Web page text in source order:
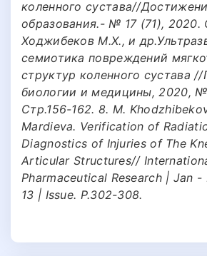
коленного сустава//
образования.- № 17 (71), 2020.
Ходжибеков М.Х., и
семиотика повреждений
структур коленного сустава
биологии и медицины, 2020,
Стр.156-162. 8. M.
Mardieva. Verification of
Diagnostics of Injuries of The
Articular Structures//
Pharmaceutical Research | Jan -
13 | Issue. P.302-308.